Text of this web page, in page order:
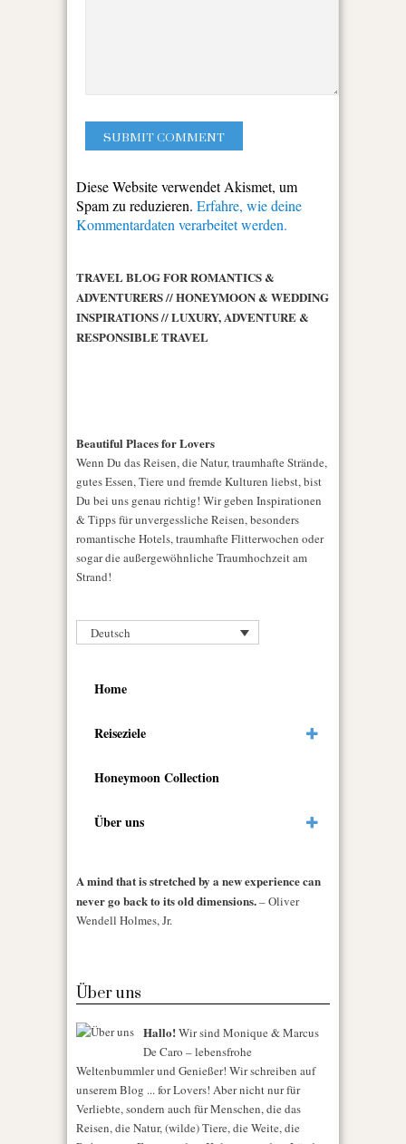
Diese Website verwendet Akismet, um
Spam zu reduzieren. Erfahre, wie deine
Kommentardaten verarbeitet werden.
TRAVEL BLOG FOR ROMANTICS &
ADVENTURERS // HONEYMOON & WEDDING
INSPIRATIONS // LUXURY, ADVENTURE &
RESPONSIBLE TRAVEL
Beautiful Places for Lovers
Wenn Du das Reisen, die Natur, traumhafte Strände,
gutes Essen, Tiere und fremde Kulturen liebst, bist
Du bei uns genau richtig! Wir geben Inspirationen
& Tipps für unvergessliche Reisen, besonders
romantische Hotels, traumhafte Flitterwochen oder
sogar die außergewöhnliche Traumhochzeit am
Strand!
Deutsch
Home
Reiseziele
Honeymoon Collection
Über uns
A mind that is stretched by a new experience can
never go back to its old dimensions.– Oliver
Wendell Holmes, Jr.
Über uns
Hallo!Wir sind Monique & Marcus
De Caro – lebensfrohe
Weltenbummler und Genießer! Wir schreiben auf
unserem Blog ... for Lovers! Aber nicht nur für
Verliebte, sondern auch für Menschen, die das
Reisen, die Natur, (wilde) Tiere, die Weite, die